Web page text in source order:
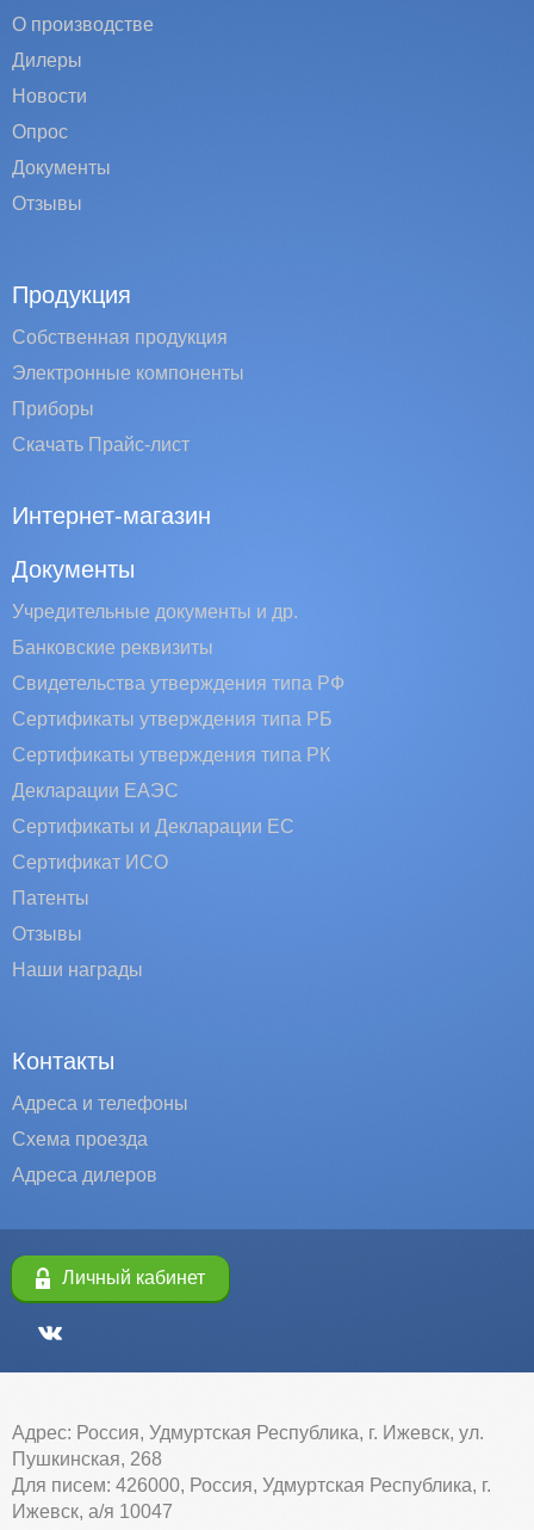
О производстве
Дилеры
Новости
Опрос
Документы
Отзывы
Продукция
Собственная продукция
Электронные компоненты
Приборы
Скачать Прайс-лист
Интернет-магазин
Документы
Учредительные документы и др.
Банковские реквизиты
Свидетельства утверждения типа РФ
Сертификаты утверждения типа РБ
Сертификаты утверждения типа РК
Декларации ЕАЭС
Сертификаты и Декларации EC
Сертификат ИСО
Патенты
Отзывы
Наши награды
Контакты
Адреса и телефоны
Схема проезда
Адреса дилеров
Личный кабинет
Адрес: Россия, Удмуртская Республика, г. Ижевск, ул.
Пушкинская, 268
Для писем: 426000, Россия, Удмуртская Республика, г.
Ижевск, а/я 10047